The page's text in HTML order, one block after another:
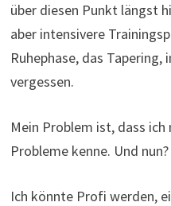
über diesen Punkt längst
aber intensivere
Ruhephase, das
vergessen.
Mein Problem ist, dass
Probleme kenne. Und nun?
Ich könnte Profi werden,